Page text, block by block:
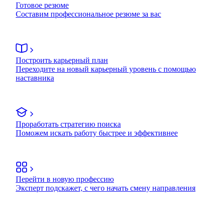
Готовое резюме
Составим профессиональное резюме за вас
Построить карьерный план
Переходите на новый карьерный уровень с помощью
наставника
Проработать стратегию поиска
Поможем искать работу быстрее и эффективнее
Перейти в новую профессию
Эксперт подскажет, с чего начать смену направления